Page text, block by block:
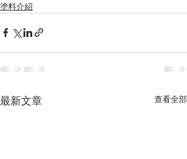
塗料介紹
最新文章 查看全部